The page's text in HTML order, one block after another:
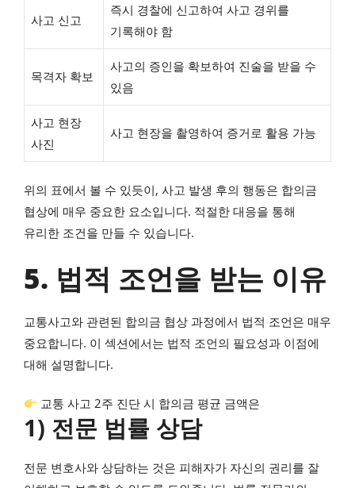
사고 신고
즉시 경찰에 신고하여 사고 경위를
기록해야 함
목격자 확보
사고의 증인을 확보하여 진술을 받을 수
있음
사고 현장
사진
사고 현장을 촬영하여 증거로 활용 가능
위의 표에서 볼 수 있듯이, 사고 발생 후의 행동은 합의금
협상에 매우 중요한 요소입니다. 적절한 대응을 통해
유리한 조건을 만들 수 있습니다.
5. 법적 조언을 받는 이유
교통사고와 관련된 합의금 협상 과정에서 법적 조언은 매우
중요합니다. 이 섹션에서는 법적 조언의 필요성과 이점에
대해 설명합니다.
교통 사고 2주 진단 시 합의금 평균 금액은
1) 전문 법률 상담
전문 변호사와 상담하는 것은 피해자가 자신의 권리를 잘